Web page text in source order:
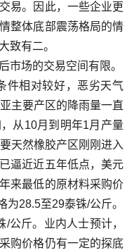
易。因此，一些企业更
整体底部震荡格局的情
致有二。
市场的交易空间有限。
件相对较好，恶劣天气
主要产区的降雨量一直
从10月到明年1月产量
天然橡胶产区刚刚进入
逼近近五年低点，美元
来最低的原材料采购价
28.5至29泰铢/公斤。
公斤。业内人士预计，
购价格仍有一定的探底